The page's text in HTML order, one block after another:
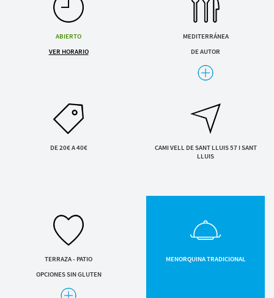
Servicios y tarifas
Información legal
Avisos legales
Privacidad y cookies
Mapa de la web
ABIERTO
VER HORARIO
MEDITERRÁNEA
DE AUTOR
PESCADOS Y MARISCOS
DE 20€ A 40€
CAMI VELL DE SANT LLUIS 57 I SANT
LLUIS
TERRAZA - PATIO
OPCIONES SIN GLUTEN
OPCIONES VEGANAS
MENORQUINA TRADICIONAL
Al enviar aceptas lapolítica de privacidad